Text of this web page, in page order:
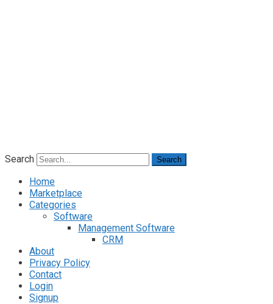
Search Search
Home
Marketplace
Categories
Software
Management Software
CRM
About
Privacy Policy
Contact
Login
Signup